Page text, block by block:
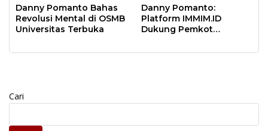
Kota Parepare Faisal
Sapada
Danny Pomanto Bahas
Revolusi Mental di OSMB
Universitas Terbuka
Danny Pomanto:
Platform IMMIM.ID
Dukung Pemkot
Tantangan Zaman dan
Cari